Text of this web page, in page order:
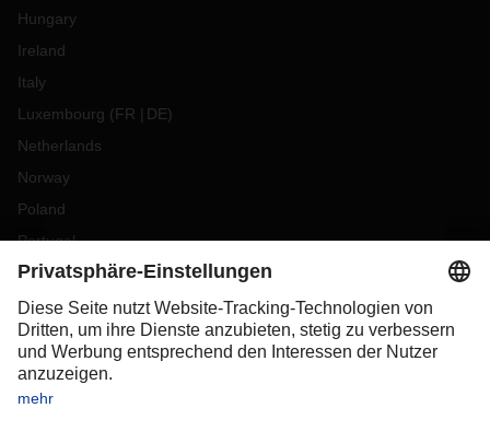
Hungary
Ireland
Italy
Luxembourg (FR DE)
Netherlands
Norway
Poland
Portugal
Romania
Slovakia
Spain
Sweden
Switzerland